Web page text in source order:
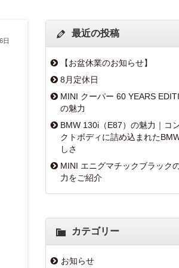
日
最近の投稿
【お盆休業のお知らせ】
8月定休日
MINI クーパー 60 YEARS
の魅力
BMW 130i（E87）の魅力｜コ
クトボディに詰め込まれた
しさ
MINI エニグマチックブラック
力をご紹介
カテゴリー
お知らせ